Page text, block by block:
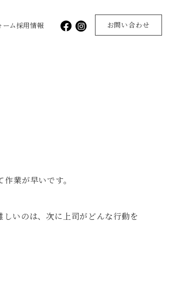
ーム採用情報 お問い合わせ
業が早いです。
いのは、次に上司がどんな行動を